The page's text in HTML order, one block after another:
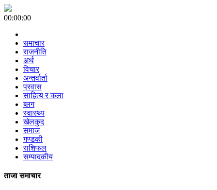
00:00:00
समाचार
राजनीति
अर्थ
विचार
अन्तर्वार्ता
प्रवास
साहित्य र कला
ब्लग
स्वास्थ्य
खेलकुद
समाज
गण्डकी
राशिफल
सम्पादकीय
ताजा समाचार